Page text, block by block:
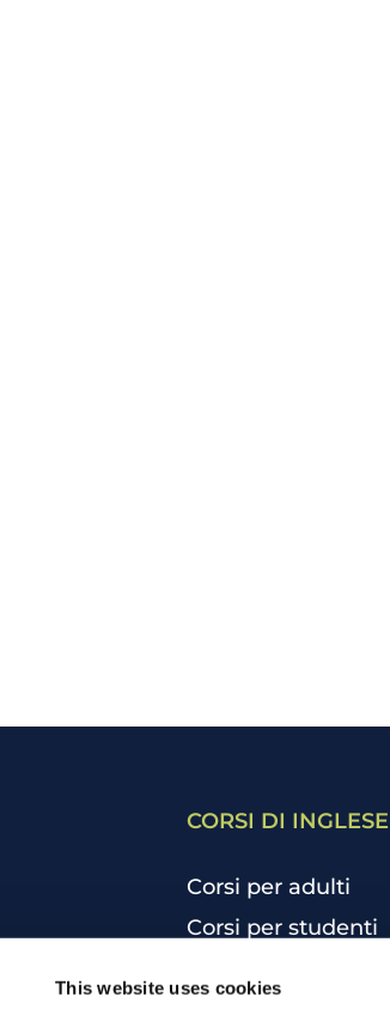
This website uses cookies
CORSI DI INGLESE
Corsi per adulti
Corsi per studenti